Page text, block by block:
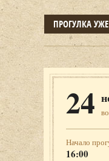
ПРОГУЛКА
24
Начало
16:00